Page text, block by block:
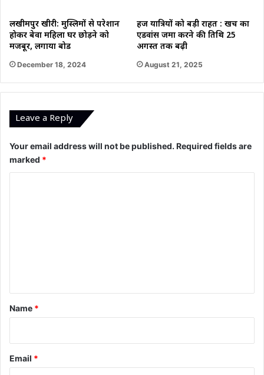
लखीमपुर खीरी: मुस्लिमों से परेशान
होकर बेवा महिला घर छोड़ने को
मजबूर, लगाया बोर्ड
December 18, 2024
हज यात्रियों को बड़ी राहत : खर्च का
एडवांस जमा करने की तिथि 25
अगस्त तक बढ़ी
August 21, 2025
Leave a Reply
Your email address will not be published. Required fields are
marked *
*
Name *
Email *